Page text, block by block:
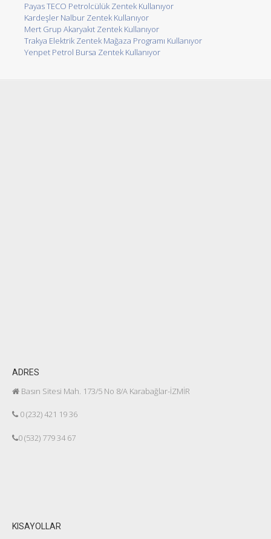
Payas TECO Petrolcülük Zentek Kullanıyor
Kardeşler Nalbur Zentek Kullanıyor
Mert Grup Akaryakıt Zentek Kullanıyor
Trakya Elektrik Zentek Mağaza Programı Kullanıyor
Yenpet Petrol Bursa Zentek Kullanıyor
ADRES
Basın Sitesi Mah. 173/5 No 8/A Karabağlar-İZMİR
0 (232) 421 19 36
0 (532) 779 34 67
KISAYOLLAR